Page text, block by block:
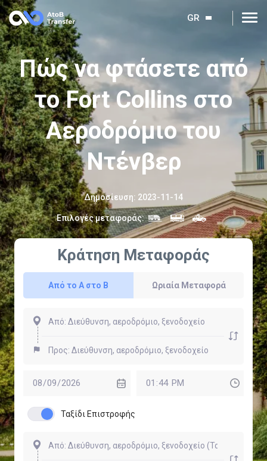
GR
Πώς να φτάσετε από
το Fort Collins στο
Αεροδρόμιο του
Ντένβερ
Δημοσίευση: 2023-11-14
Επιλογές μεταφοράς:
Κράτηση Μεταφοράς
Από το Α στο Β Ωριαία Μεταφορά
Ταξίδι Επιστροφής